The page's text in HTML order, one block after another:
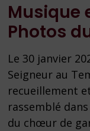
Musique
Photos
Le 30 janvier
Seigneur au
recueillement
rassemblé
du chœur de